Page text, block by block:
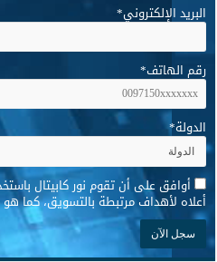
البريد الإلكتروني*
رقم الهاتف*
الدولة*
* أوافق على أن تقوم نور كابيتال
أعلاه لأهداف مرتبطة بالتسويق، كما